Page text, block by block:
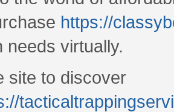
https://
needs virtually.
site to discover